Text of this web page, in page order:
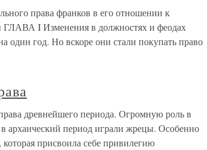
права франков в его отношении к
I Изменения в должностях и феодах
один год. Но вскоре они стали покупать право
древнейшего периода. Огромную роль в
архаический период играли жрецы. Особенно
присвоила себе привилегию